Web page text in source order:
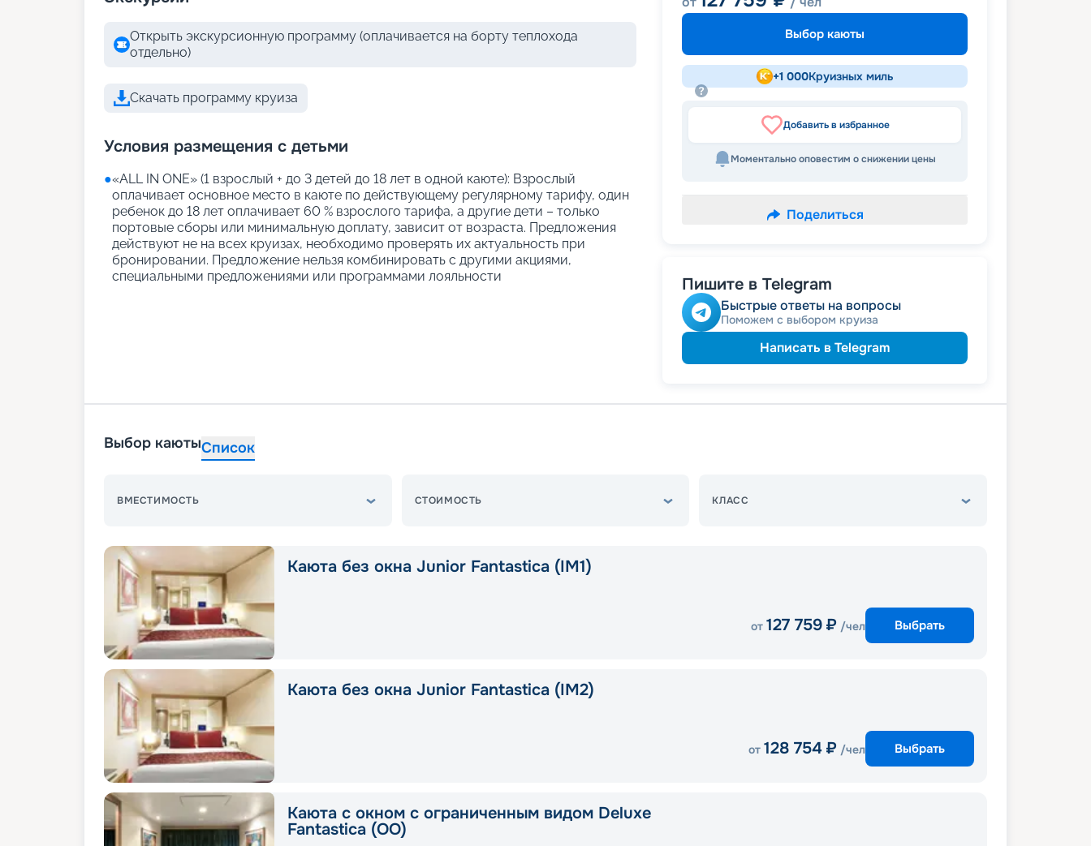
Открыть экскурсионную программу (оплачивается на борту теплохода
отдельно)
Скачать программу круиза
Условия размещения с детьми
●«АLL IN ONE» (1 взрослый + до 3 детей до 18 лет в одной каюте): Взрослый
оплачивает основное место в каюте по действующему регулярному тарифу, один
ребенок до 18 лет оплачивает 60 % взрослого тарифа, а другие дети – только
портовые сборы или минимальную доплату, зависит от возраста. Предложения
действуют не на всех круизах, необходимо проверять их актуальность при
бронировании. Предложение нельзя комбинировать с другими акциями,
специальными предложениями или программами лояльности
Выбор каюты
+1 000Круизных миль
Добавить в избранное
Моментально оповестим о снижении цены
Поделиться
Пишите в Telegram
Быстрые ответы на вопросы
Поможем с выбором круиза
Написать в Telegram
Выбор каютыСписок
ВМЕСТИМОСТЬ СТОИМОСТЬ КЛАСС
Каюта без окна Junior Fantastica (IM1)
от 127 759 ₽ /чел Выбрать
Каюта без окна Junior Fantastica (IM2)
от 128 754 ₽ /чел Выбрать
Каюта с окном с ограниченным видом Deluxe
Fantastica (OO)